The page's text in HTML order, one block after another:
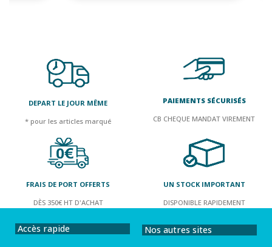
DEPART LE JOUR MÊME
* pour les articles marqué
PAIEMENTS SÉCURISÉS
CB CHEQUE MANDAT VIREMENT
FRAIS DE PORT OFFERTS
DÈS 350€ HT D'ACHAT
UN STOCK IMPORTANT
DISPONIBLE RAPIDEMENT
Accès rapide Nos autres sites